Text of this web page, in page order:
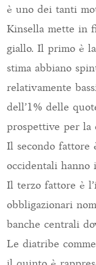
è uno dei tanti
Kinsella mette in
giallo. Il primo è
stima abbiano
relativamente
dell’1% delle
prospettive per la
Il secondo fattore
occidentali hanno
Il terzo fattore è
obbligazionari
banche centrali
Le diatribe